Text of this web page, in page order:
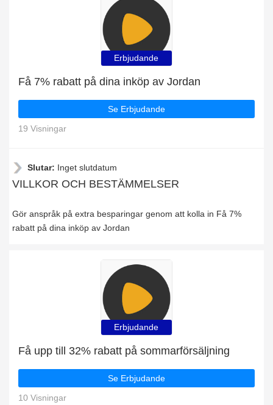
Erbjudande
Få 7% rabatt på dina inköp av Jordan
Se Erbjudande
19 Visningar
Slutar: Inget slutdatum
VILLKOR OCH BESTÄMMELSER
Gör anspråk på extra besparingar genom att kolla in Få 7%
rabatt på dina inköp av Jordan
Erbjudande
Få upp till 32% rabatt på sommarförsäljning
Se Erbjudande
10 Visningar